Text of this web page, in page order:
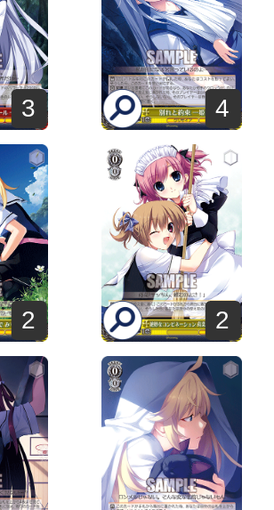
3 4
2 2